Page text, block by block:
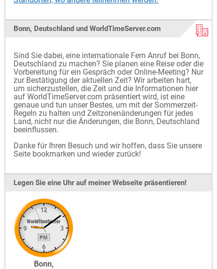
Bonn, Deutschland und WorldTimeServer.com
Sind Sie dabei, eine internationale Fern Anruf bei Bonn,
Deutschland zu machen? Sie planen eine Reise oder die
Vorbereitung für ein Gespräch oder Online-Meeting? Nur
zur Bestätigung der aktuellen Zeit? Wir arbeiten hart,
um sicherzustellen, die Zeit und die Informationen hier
auf WorldTimeServer.com präsentiert wird, ist eine
genaue und tun unser Bestes, um mit der Sommerzeit-
Regeln zu halten und Zeitzonenänderungen für jedes
Land, nicht nur die Änderungen, die Bonn, Deutschland
beeinflussen.
Danke für Ihren Besuch und wir hoffen, dass Sie unsere
Seite bookmarken und wieder zurück!
Legen Sie eine Uhr auf meiner Webseite präsentieren!
Bonn,